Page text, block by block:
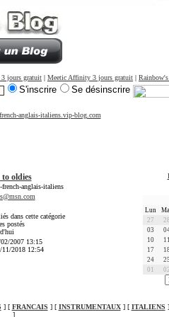
3 jours gratuit | Meetic Affinity 3 jours gratuit |
S'inscrire Se désinscrire
anglais-italiens.vip-blog.com
oldies
anglais-italiens
dans cette catégorie
postés
2007 13:15
2018 12:54
Lun
27
03
10
17
24
01
] [ FRANCAIS ] [ INSTRUMENTAUX] [ ITALIENS
]